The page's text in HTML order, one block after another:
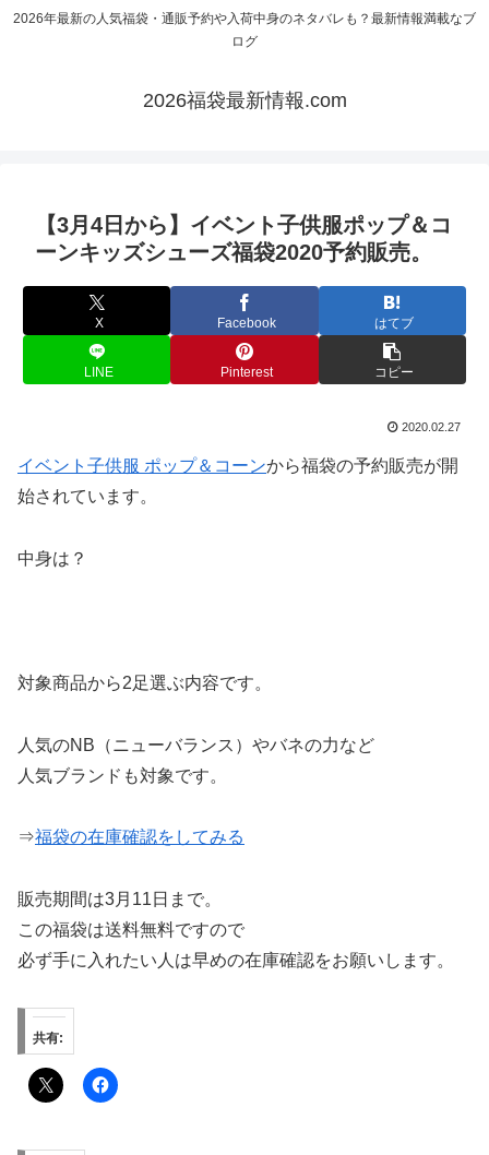
2026年最新の人気福袋・通販予約や入荷中身のネタバレも？最新情報満載なブ
ログ
2026福袋最新情報.com
【3月4日から】イベント子供服ポップ＆コ
ーンキッズシューズ福袋2020予約販売。
X Facebook はてブ
LINE Pinterest コピー
2020.02.27
イベント子供服 ポップ＆コーンから福袋の予約販売が開
始されています。
中身は？
対象商品から2足選ぶ内容です。
人気のNB（ニューバランス）やバネの力など
人気ブランドも対象です。
⇒福袋の在庫確認をしてみる
販売期間は3月11日まで。
この福袋は送料無料ですので
必ず手に入れたい人は早めの在庫確認をお願いします。
共有: